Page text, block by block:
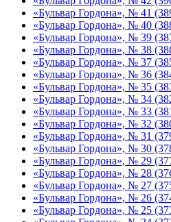
«Бульвар Гордона», № 41
«Бульвар Гордона», № 40
«Бульвар Гордона», № 39
«Бульвар Гордона», № 38
«Бульвар Гордона», № 37
«Бульвар Гордона», № 36
«Бульвар Гордона», № 35
«Бульвар Гордона», № 34
«Бульвар Гордона», № 33
«Бульвар Гордона», № 32
«Бульвар Гордона», № 31
«Бульвар Гордона», № 30
«Бульвар Гордона», № 29
«Бульвар Гордона», № 28
«Бульвар Гордона», № 27
«Бульвар Гордона», № 26
«Бульвар Гордона», № 25